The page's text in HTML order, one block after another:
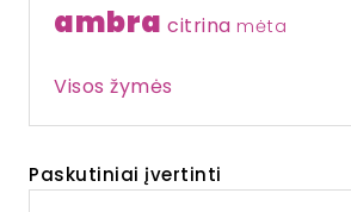
ambra citrina mėta
Visos žymės
Paskutiniai įvertinti